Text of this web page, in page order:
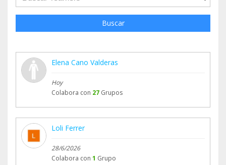
Buscar
Elena Cano Valderas
Hoy
Colabora con 27 Grupos
Loli Ferrer
28/6/2026
Colabora con 1 Grupo